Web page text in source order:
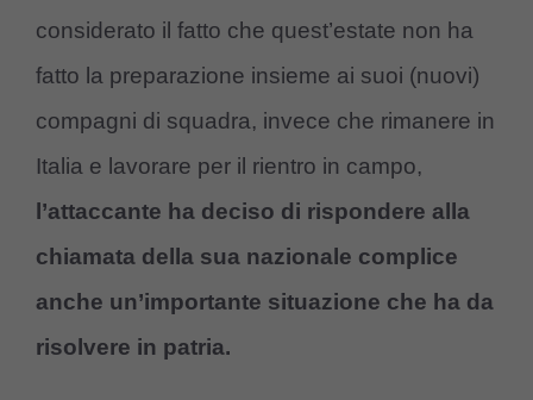
considerato il fatto che quest’estate non ha
fatto la preparazione insieme ai suoi (nuovi)
compagni di squadra, invece che rimanere in
Italia e lavorare per il rientro in campo,
l’attaccante ha deciso di rispondere alla
chiamata della sua nazionale complice
anche un’importante situazione che ha da
risolvere in patria.